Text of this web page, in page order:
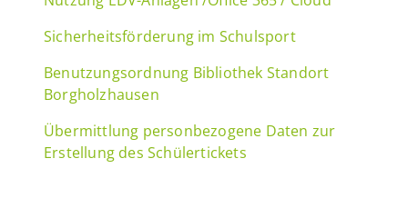
Sicherheitsförderung im Schulsport
Benutzungsordnung Bibliothek Standort
Borgholzhausen
Übermittlung personbezogene Daten zur
Erstellung des Schülertickets